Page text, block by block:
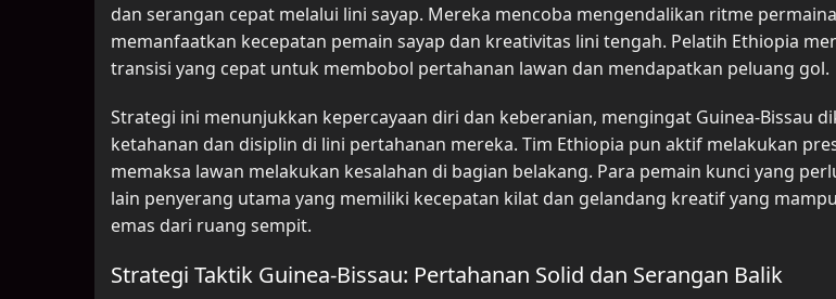
dan serangan cepat melalui lini sayap. Mereka mencoba mengendalikan ritme
memanfaatkan kecepatan pemain sayap dan kreativitas lini tengah. Pelatih Ethiopia
transisi yang cepat untuk membobol pertahanan lawan dan mendapatkan peluang gol.
Strategi ini menunjukkan kepercayaan diri dan keberanian, mengingat Guinea-Bissau
ketahanan dan disiplin di lini pertahanan mereka. Tim Ethiopia pun aktif melakukan
memaksa lawan melakukan kesalahan di bagian belakang. Para pemain kunci yang
lain penyerang utama yang memiliki kecepatan kilat dan gelandang kreatif yang
emas dari ruang sempit.
Strategi Taktik Guinea-Bissau: Pertahanan Solid dan Serangan Balik